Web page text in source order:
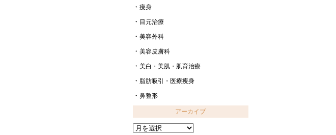
痩身
目元治療
美容外科
美容皮膚科
美白・美肌・肌育治療
脂肪吸引・医療痩身
鼻整形
アーカイブ
ア